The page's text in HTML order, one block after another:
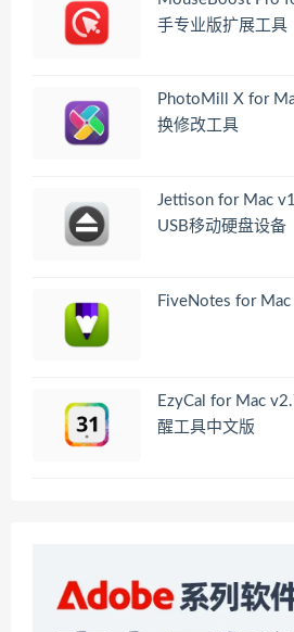
手专业版扩展工具
PhotoMill X for
换修改工具
Jettison for Mac
USB移动硬盘设备
FiveNotes for
EzyCal for Mac
醒工具中文版